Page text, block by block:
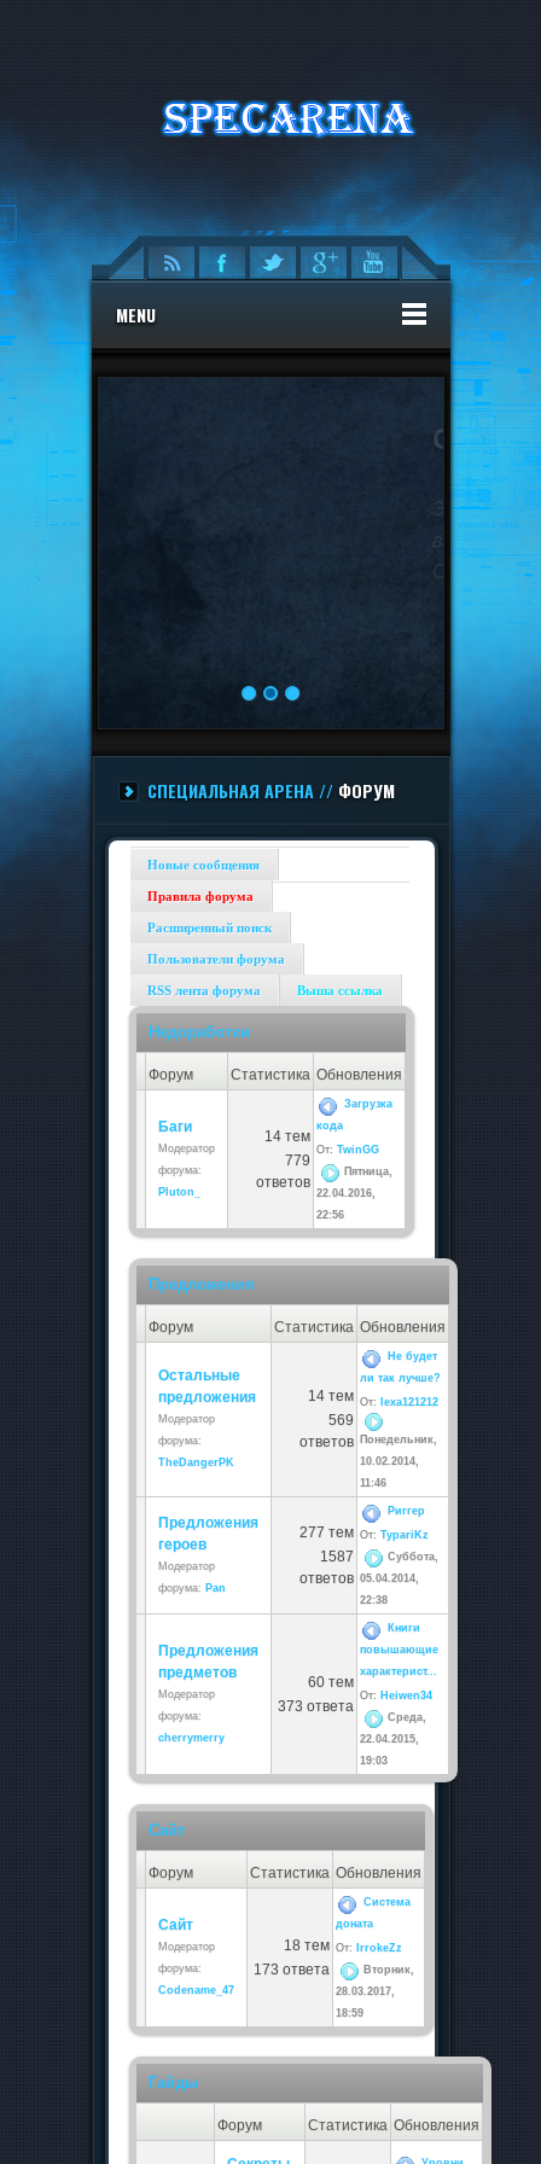
MENU
СПЕЦИАЛЬНАЯ АРЕНА //ФОРУМ
Новые сообщения
Правила форума
Расширенный поиск
Пользователи форума
RSS лента форума Выша ссылка
Недоработки
Форум Статистика Обновления
Баги
Модератор
форума:
Pluton_
14 тем
779
ответов
Загрузка
кода
От: TwinGG
Пятница,
22.04.2016,
22:56
Предложения
Форум Статистика Обновления
Остальные
предложения
Модератор
форума:
TheDangerPK
14 тем
569
ответов
Не будет
ли так лучше?
От:
lexa121212
Понедельник,
10.02.2014,
11:46
Предложения
героев
Модератор
форума: Pan
277 тем
1587
ответов
Риггер
От: TypariKz
Суббота,
05.04.2014,
22:38
Предложения
предметов
Модератор
форума:
cherrymerry
60 тем
373 ответа
Книги
повышающие
характерист...
От: Heiwen34
Среда,
22.04.2015,
19:03
Сайт
Форум Статистика Обновления
Сайт
Модератор
форума:
Codename_47
18 тем
173 ответа
Система
доната
От:
IrrokeZz
Вторник,
28.03.2017,
18:59
Гайды
Форум Статистика Обновления